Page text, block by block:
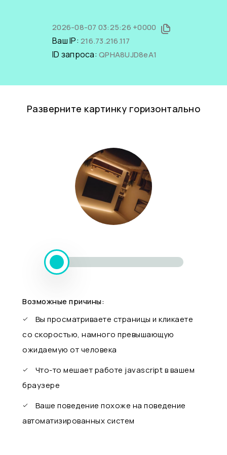
2026-08-07 03:25:26 +0000
Ваш IP: 216.73.216.117
ID запроса: QPHA8UJD8eA1
Разверните картинку горизонтально
Возможные причины:
Вы просматриваете страницы и кликаете
со скоростью, намного превышающую
ожидаемую от человека
Что-то мешает работе javascript в вашем
браузере
Ваше поведение похоже на поведение
автоматизированных систем